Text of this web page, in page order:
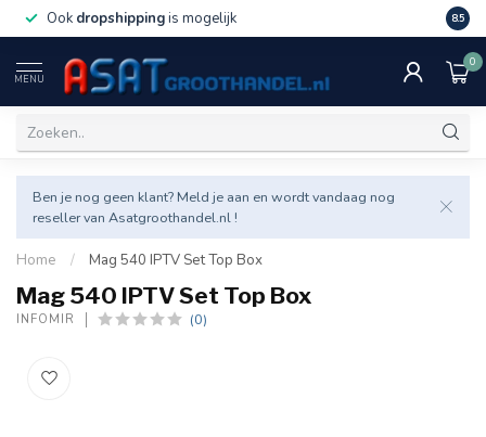
Ook dropshippingis mogelijk Veel
8.5
MENU
0
Ben je nog geen klant? Meld je aan en wordt vandaag nog
reseller van Asatgroothandel.nl !
Home / Mag 540 IPTV Set Top Box
Mag 540 IPTV Set Top Box
INFOMIR (0)